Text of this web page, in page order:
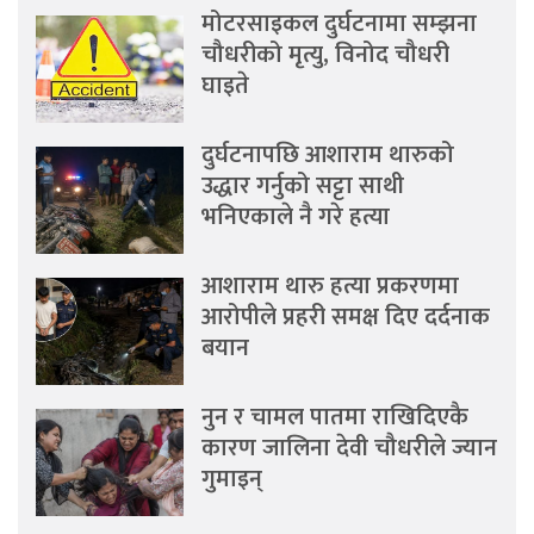
मोटरसाइकल दुर्घटनामा सम्झना
चौधरीको मृत्यु, विनोद चौधरी
घाइते
दुर्घटनापछि आशाराम थारुको
उद्धार गर्नुको सट्टा साथी
भनिएकाले नै गरे हत्या
आशाराम थारु हत्या प्रकरणमा
आरोपीले प्रहरी समक्ष दिए दर्दनाक
बयान
नुन र चामल पातमा राखिदिएकै
कारण जालिना देवी चौधरीले ज्यान
गुमाइन्